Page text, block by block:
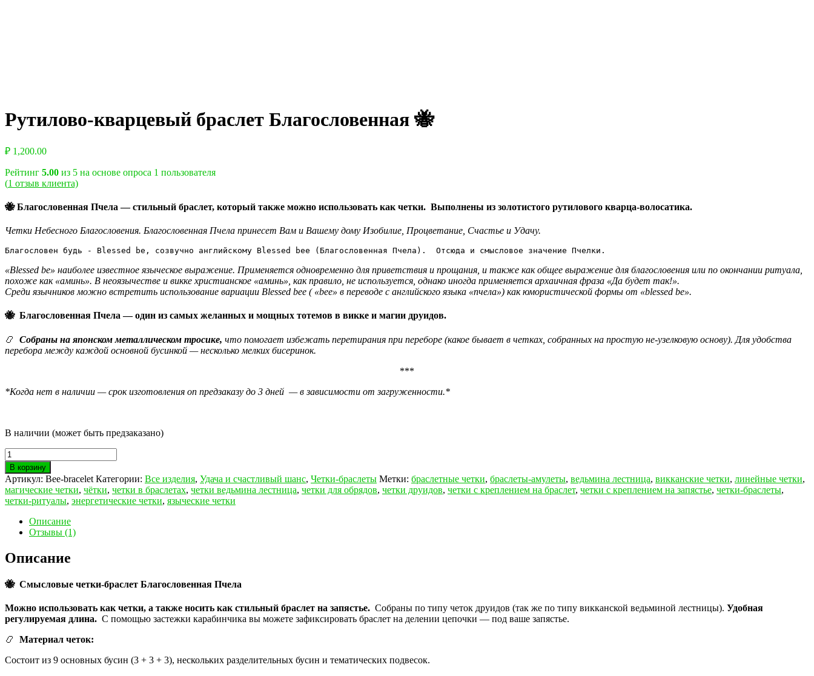
Рутилово-кварцевый браслет Благословенная 🐝
₽ 1,200.00
Рейтинг 5.00 из 5 на основе опроса 1 пользователя
(1 отзыв клиента)
🐝 Благословенная Пчела —стильный браслет, который также можно использовать как четки. Выполнены из золотистого рутилового кварца-волосатика.
Четки Небесного Благословения. Благословенная Пчела принесет Вам и Вашему дому Изобилие, Процветание, Счастье и Удачу.
Благословен будь - Blessed be, созвучно английскому Blessed bee (Благословенная Пчела).  Отсюда и смысловое значение Пчелки.
«Blessed be» наиболее известное языческое выражение. Применяется одновременно для приветствия и прощания, и также как общее выражение для благословения или по окончании ритуала,
похоже как «аминь». В неоязычестве и викке христианское «аминь», как правило, не используется, однако иногда применяется архаичная фраза «Да будет так!».
Среди язычников можно встретить использование вариации Blessed bee ( «bee» в переводе с английского языка «пчела») как юмористической формы от «blessed be».
🐝 Благословенная Пчела — один из самых желанных и мощных тотемов в викке и магии друидов.
📿 Собраны на японском металлическом тросике, что помогает избежать перетирания при переборе (какое бывает в четках, собранных на простую не-узелковую основу). Для удобства
перебора между каждой основной бусинкой — несколько мелких бисеринок.
***
*Когда нет в наличии — срок изготовления оп предзаказу до 3 дней — в зависимости от загруженности.*
В наличии (может быть предзаказано)
Количество
товара
Рутилово-
кварцевый
браслет
Благословенная
В корзину
Артикул: Bee-bracelet Категории: Все изделия, Удача и счастливый шанс, Четки-браслеты Метки: браслетные четки, браслеты-амулеты, ведьмина лестница, викканские четки, линейные четки,
магические четки, чётки, четки в браслетах, четки ведьмина лестница, четки для обрядов, четки друидов, четки с креплением на браслет, четки с креплением на запястье, четки-браслеты,
четки-ритуалы, энергетические четки, языческие четки
Описание
Отзывы (1)
Описание
🐝 Смысловые четки-браслет Благословенная Пчела
Можно использовать как четки, а также носить как стильный браслет на запястье. Собраны по типу четок друидов (так же по типу викканской ведьминой лестницы). Удобная
регулируемая длина. С помощью застежки карабинчика вы можете зафиксировать браслет на делении цепочки — под ваше запястье.
📿 Материал четок:
Состоит из 9 основных бусин (3 + 3 + 3), нескольких разделительных бусин и тематических подвесок.